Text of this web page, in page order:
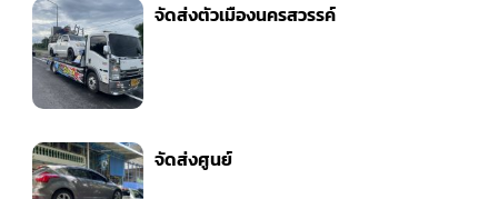
จัดส่งตัวเมืองนครสวรรค์
จัดส่งศูนย์